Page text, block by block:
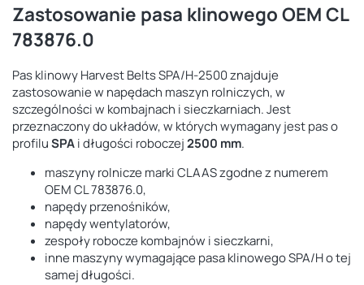
Zastosowanie pasa klinowego OEM CL
783876.0
Pas klinowy Harvest Belts SPA/H-2500 znajduje
zastosowanie w napędach maszyn rolniczych, w
szczególności w kombajnach i sieczkarniach. Jest
przeznaczony do układów, w których wymagany jest pas o
profiluSPAi długości roboczej2500 mm.
maszyny rolnicze marki CLAAS zgodne z numerem
OEM CL 783876.0,
napędy przenośników,
napędy wentylatorów,
zespoły robocze kombajnów i sieczkarni,
inne maszyny wymagające pasa klinowego SPA/H o tej
samej długości.